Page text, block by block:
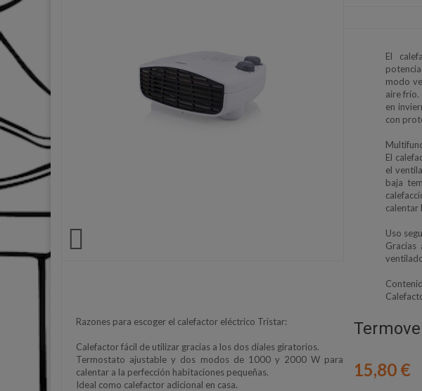

15,80 €
El
modo
aire frío.
en
con
El
el
baja
calentar
Uso
Gracias
Razones para escoger el calefactor eléctrico Tristar:
Calefactor fácil de utilizar gracias a los dos diales giratorios.
Termostato ajustable y dos modos de 1000 y 2000 W para
calentar a la perfección habitaciones pequeñas.
Ideal como calefactor adicional en casa.